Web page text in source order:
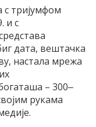
с тријумфом
и с
дата, вештачка
настала мрежа
– 300‒
рукама